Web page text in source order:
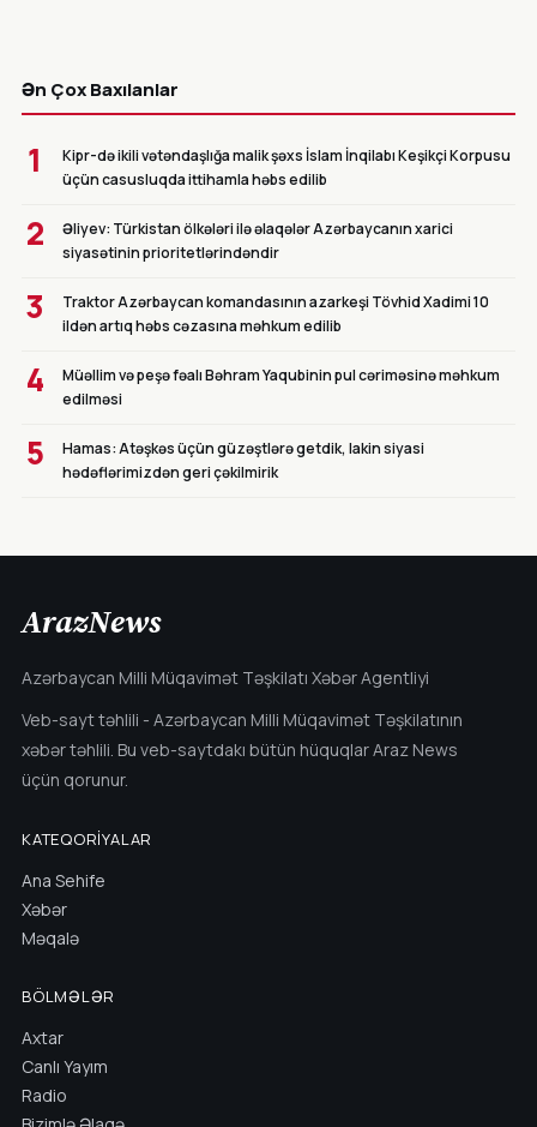
Ən Çox Baxılanlar
1
Kipr-də ikili vətəndaşlığa malik şəxs İslam İnqilabı Keşikçi Korpusu
üçün casusluqda ittihamla həbs edilib
2
Əliyev: Türkistan ölkələri ilə əlaqələr Azərbaycanın xarici
siyasətinin prioritetlərindəndir
3
Traktor Azərbaycan komandasının azarkeşi Tövhid Xadimi 10
ildən artıq həbs cəzasına məhkum edilib
4
Müəllim və peşə fəalı Bəhram Yaqubinin pul cəriməsinə məhkum
edilməsi
5
Hamas: Atəşkəs üçün güzəştlərə getdik, lakin siyasi
hədəflərimizdən geri çəkilmirik
ArazNews
Azərbaycan Milli Müqavimət Təşkilatı Xəbər Agentliyi
Veb-sayt təhlili - Azərbaycan Milli Müqavimət Təşkilatının
xəbər təhlili. Bu veb-saytdakı bütün hüquqlar Araz News
üçün qorunur.
KATEQORIYALAR
Ana Sehife
Xəbər
Məqalə
BÖLMƏLƏR
Axtar
Canlı Yayım
Radio